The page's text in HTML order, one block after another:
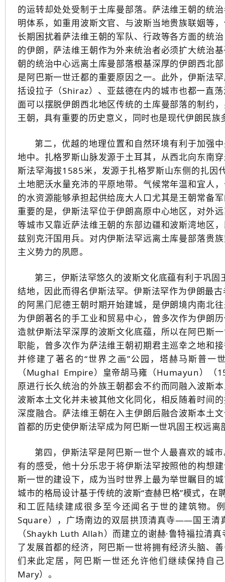
的运转却处处受制于土库曼部落。萨法维王朝的统
明体系，如重用波斯文官、与波斯当地贵族联姻等
长期困扰着萨法维王朝的军队、行政等各方面的统
的伊朗，萨法维王朝作为外来统治者必须扩大统治
朝的统治中心远离土库曼部落根基深厚的伊朗西北
是阿巴斯一世迁都的重要原因之一。此外，伊斯法
括设拉子（Shiraz）、亚兹德在内的城市也都一直
面可以摆脱伊朗西北地区传统的土库曼部落的制约
王朝，具有重要的历史意义，同时也是现代伊朗民
第二，优越的地理位置和自然环境有利于加强
地中。扎格罗斯山脉发源于土耳其，从西北向东南
斯法罕海拔1585米，发源于扎格罗斯山东侧的扎因
土地肥沃水量充沛的平原地带。气候常年温和宜人
的水资源能够承担起供给庞大人口尤其是王朝常备
重要的是，伊斯法罕位于伊朗高原中心地区，对外
等城市又靠近萨法维王朝的东部边疆和波斯湾地区
兹别克汗国用兵。对内伊斯法罕远离土库曼部落贵
主义势力的夙愿。
第三，伊斯法罕悠久的波斯文化底蕴有利于巩
结地，因此而得名伊斯法罕。伊斯法罕作为伊朗最
的阿黑门尼德王朝时期开始建城，是伊朗境内南北
为伊朗著名的手工业和贸易中心，曾多次作为伊朗
造就伊斯法罕深厚的波斯文化底蕴，所以在阿巴斯
职能，曾多次作为萨法维王朝初期君主巡幸之地和
并修建了著名的“世界之画”公园，塔赫马斯普一
（Mughal Empire）皇帝胡马雍（Humayun）（
原进行长久统治的外族王朝都会不约而同融入波斯
波斯本土文化并未被其他文化同化，相反随着时间
深度融合。萨法维王朝在入主伊朗后融合波斯本土
首都的历史使伊斯法罕成为阿巴斯一世巩固王权远
第四，伊斯法罕是阿巴斯一世个人最喜欢的城
有的感受，他十分乐忠于将伊斯法罕按照他的构想
斯一世的建设下，成为当时世界上最为举世瞩目的
城市的格局设计基于传统的波斯“查赫巴格”模式，
和工匠陆续建成很多至今还闻名于世的建筑物。
Square），广场南边的双层拱顶清真寺——国王清
（Shaykh Luth Allah）而建立的谢赫·鲁特福拉清
了发展首都的经济，阿巴斯一世将拥有经济头脑、
们来此定居，阿巴斯一世还允许他们继续保持自
Mary）。